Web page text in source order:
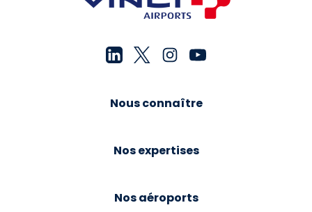
Nous connaître
Nos expertises
Nos aéroports